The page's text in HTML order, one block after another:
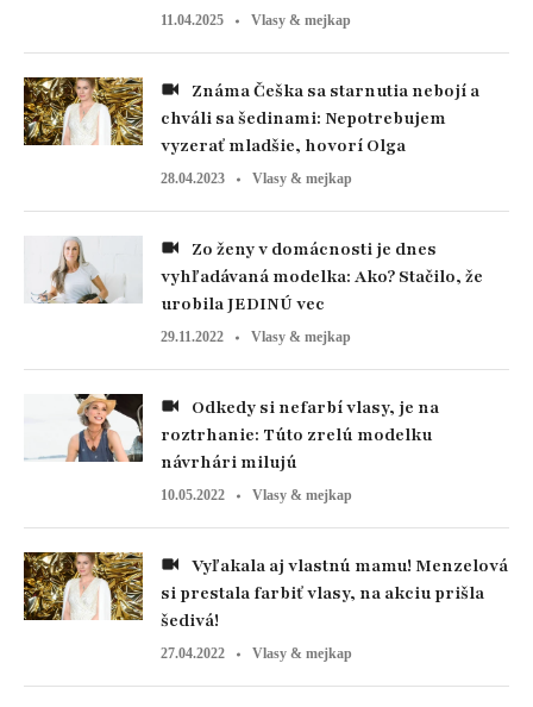
11.04.2025 Vlasy & mejkap
chváli sa šedinami: Nepotrebujem
vyzerať mladšie, hovorí Olga
28.04.2023 Vlasy & mejkap
vyhľadávaná modelka: Ako? Stačilo, že
urobila JEDINÚ vec
29.11.2022 Vlasy & mejkap
roztrhanie: Túto zrelú modelku
návrhári milujú
10.05.2022 Vlasy & mejkap
si prestala farbiť vlasy, na akciu prišla
šedivá!
27.04.2022 Vlasy & mejkap